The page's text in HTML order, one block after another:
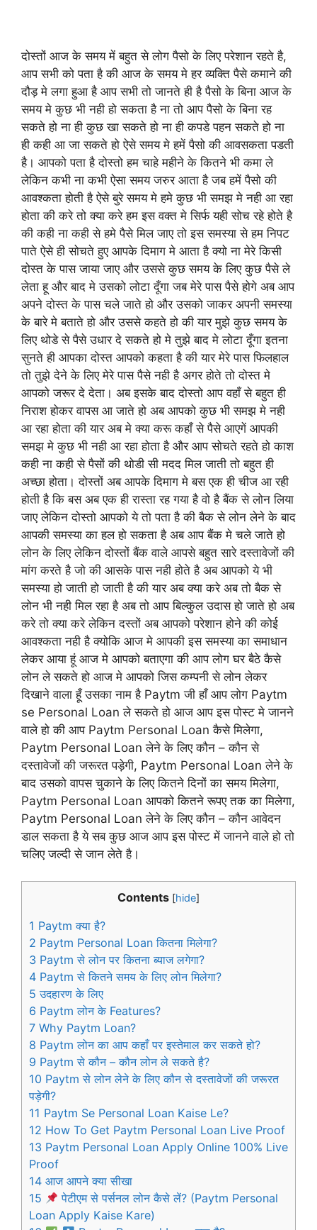
दोस्तों आज के समय में बहुत से लोग पैसो के लिए परेशान रहते है,
आप सभी को पता है की आज के समय मे हर व्यक्ति पैसे कमाने की
दौड़ मे लगा हुआ है आप सभी तो जानते ही है पैसो के बिना आज के
समय मे कुछ भी नही हो सकता है ना तो आप पैसो के बिना रह
सकते हो ना ही कुछ खा सकते हो ना ही कपडे पहन सकते हो ना
ही कही आ जा सकते हो ऐसे समय मे हमें पैसो की आवसकता पडती
है। आपको पता है दोस्तो हम चाहे महीने के कितने भी कमा ले
लेकिन कभी ना कभी ऐसा समय जरुर आता है जब हमें पैसो की
आवश्कता होती है ऐसे बुरे समय मे हमे कुछ भी समझ मे नही आ रहा
होता की करे तो क्या करे हम इस वक्त मे सिर्फ यही सोच रहे होते है
की कही ना कही से हमे पैसे मिल जाए तो इस समस्या से हम निपट
पाते ऐसे ही सोचते हुए आपके दिमाग मे आता है क्यो ना मेरे किसी
दोस्त के पास जाया जाए और उससे कुछ समय के लिए कुछ पैसे ले
लेता हू और बाद मे उसको लोटा दूँगा जब मेरे पास पैसे होगे अब आप
अपने दोस्त के पास चले जाते हो और उसको जाकर अपनी समस्या
के बारे मे बताते हो और उससे कहते हो की यार मुझे कुछ समय के
लिए थोडे से पैसे उधार दे सकते हो मे तुझे बाद मे लोटा दूँगा इतना
सुनते ही आपका दोस्त आपको कहता है की यार मेरे पास फिलहाल
तो तुझे देने के लिए मेरे पास पैसे नही है अगर होते तो दोस्त मे
आपको जरूर दे देता। अब इसके बाद दोस्तो आप वहाँ से बहुत ही
निराश होकर वापस आ जाते हो अब आपको कुछ भी समझ मे नही
आ रहा होता की यार अब मे क्या करू कहाँ से पैसे आएगें आपकी
समझ मे कुछ भी नही आ रहा होता है और आप सोचते रहते हो काश
कही ना कही से पैसों की थोडी सी मदद मिल जाती तो बहुत ही
अच्छा होता। दोस्तों अब आपके दिमाग मे बस एक ही चीज आ रही
होती है कि बस अब एक ही रास्ता रह गया है वो है बैंक से लोन लिया
जाए लेकिन दोस्तो आपको ये तो पता है की बैक से लोन लेने के बाद
आपकी समस्या का हल हो सकता है अब आप बैंक मे चले जाते हो
लोन के लिए लेकिन दोस्तों बैंक वाले आपसे बहुत सारे दस्तावेजों की
मांग करते है जो की आसके पास नही होते है अब आपको ये भी
समस्या हो जाती हो जाती है की यार अब क्या करे अब तो बैक से
लोन भी नही मिल रहा है अब तो आप बिल्कुल उदास हो जाते हो अब
करे तो क्या करे लेकिन दस्तों अब आपको परेशान होने की कोई
आवश्कता नही है क्योकि आज मे आपकी इस समस्या का समाधान
लेकर आया हूं आज मे आपको बताएगा की आप लोग घर बैठे कैसे
लोन ले सकते हो आज मे आपको जिस कम्पनी से लोन लेकर
दिखाने वाला हूँ उसका नाम है Paytm जी हाँ आप लोग Paytm
se Personal Loan ले सकते हो आज आप इस पोस्ट मे जानने
वाले हो की आप Paytm Personal Loan कैसे मिलेगा,
Paytm Personal Loan लेने के लिए कौन – कौन से
दस्तावेजों की जरूरत पड़ेगी, Paytm Personal Loan लेने के
बाद उसको वापस चुकाने के लिए कितने दिनों का समय मिलेगा,
Paytm Personal Loan आपको कितने रूपए तक का मिलेगा,
Paytm Personal Loan लेने के लिए कौन – कौन आवेदन
डाल सकता है ये सब कुछ आज आप इस पोस्ट में जानने वाले हो तो
चलिए जल्दी से जान लेते है।
Contents [hide]
1 Paytm क्या है?
2 Paytm Personal Loan कितना मिलेगा?
3 Paytm से लोन पर कितना ब्याज लगेगा?
4 Paytm से कितने समय के लिए लोन मिलेगा?
5 उदहारण के लिए
6 Paytm लोन के Features?
7 Why Paytm Loan?
8 Paytm लोन का आप कहाँ पर इस्तेमाल कर सकते हो?
9 Paytm से कौन – कौन लोन ले सकते है?
10 Paytm से लोन लेने के लिए कौन से दस्तावेजों की जरूरत
पड़ेगी?
11 Paytm Se Personal Loan Kaise Le?
12 How To Get Paytm Personal Loan Live Proof
13 Paytm Personal Loan Apply Online 100% Live
Proof
14 आज आपने क्या सीखा
15
पेटीएम से पर्सनल लोन कैसे लें? (Paytm Personal
Loan Apply Kaise Kare)